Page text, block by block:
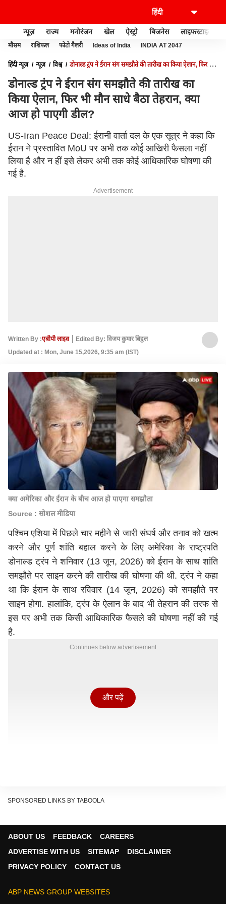
न्यूज़ राज्य मनोरंजन खेल ऐस्ट्रो बिजनेस लाइफस्टाइल
मौसम राशिफल फोटो गैलरी Ideas of India INDIA AT 2047
हिंदी न्यूज़ न्यूज़ विश्व
डोनाल्ड ट्रंप ने ईरान संग समझौते की तारीख का किया ऐलान, फिर भी
डोनाल्ड ट्रंप ने ईरान संग समझौते की तारीख का
किया ऐलान, फिर भी मौन साधे बैठा तेहरान, क्या
आज हो पाएगी डील?
US-Iran Peace Deal: ईरानी वार्ता दल के एक सूत्र ने कहा कि
ईरान ने प्रस्तावित MoU पर अभी तक कोई आखिरी फैसला नहीं
लिया है और न हीं इसे लेकर अभी तक कोई आधिकारिक घोषणा की
गई है.
Advertisement
Written By :एबीपी लाइव
Edited By: विजय कुमार बिट्ठल
Updated at : Mon, June 15,2026, 9:35 am (IST)
क्या अमेरिका और ईरान के बीच आज हो पाएगा समझौता
Source : सोशल मीडिया
पश्चिम एशिया में पिछले चार महीने से जारी संघर्ष और तनाव को खत्म
करने और पूर्ण शांति बहाल करने के लिए अमेरिका के राष्ट्रपति
डोनाल्ड ट्रंप ने शनिवार (13 जून, 2026) को ईरान के साथ शांति
समझौते पर साइन करने की तारीख की घोषणा की थी. ट्रंप ने कहा
था कि ईरान के साथ रविवार (14 जून, 2026) को समझौते पर
साइन होगा. हालांकि, ट्रंप के ऐलान के बाद भी तेहरान की तरफ से
इस पर अभी तक किसी आधिकारिक फैसले की घोषणा नहीं की गई
है.
Continues below advertisement
हवाले से रिपोर्ट किया कि अमेरिका के साथ प्रस्तावित समझौते पर
और पढ़ें
SPONSORED LINKS BY TABOOLA
ABOUT US FEEDBACK
CAREERS
ADVERTISE WITH US
SITEMAP
DISCLAIMER
PRIVACY POLICY
CONTACT US
ABP NEWS GROUP WEBSITES